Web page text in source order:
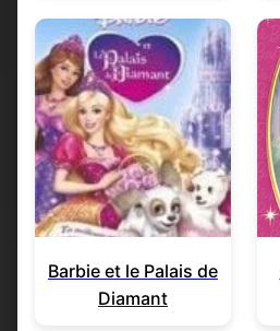
Barbie et le Palais de
Diamant